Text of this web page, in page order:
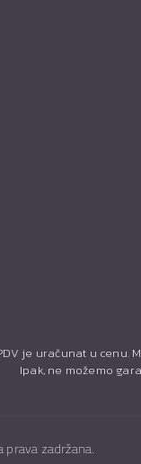
je uračunat u
Ipak, ne možemo
prava zadržana.